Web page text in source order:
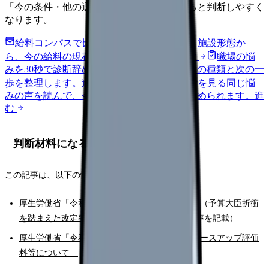
「今の条件・他の選択肢・相談先」を分けると判断しやすく
なります。
給料コンパスで比較する
地域・経験年数・施設形態か
ら、今の給料の現在地を確認できます。
進む
職場の悩
みを30秒で診断辞めるべきか迷う前に、悩みの種類と次の一
歩を整理します。 進む 匿名掲示板で本音を見る 同じ悩
みの声を読んで、今の職場だけの問題か確かめられます。 進
む
判断材料になる一次情報
この記事は、以下の情報をもとにしています。
厚生労働省「令和8年度の診療報酬改定について（予算大臣折衝
を踏まえた改定率）」
（令和8年6月施行・改定率を記載）
厚生労働省「令和8年度診療報酬改定におけるベースアップ評価
料等について」